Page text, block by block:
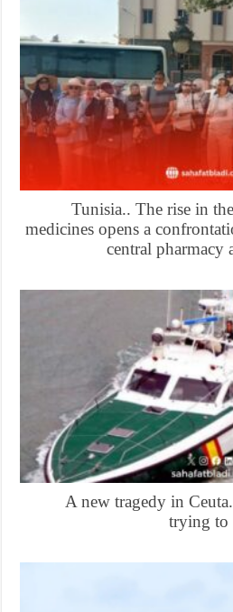
Tunisia.. The rise
medicines opens a
central
A new tragedy in